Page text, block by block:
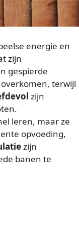
energie en
zijn
gespierde
terwijl
zijn
leren, maar ze
opvoeding,
zijn
banen te